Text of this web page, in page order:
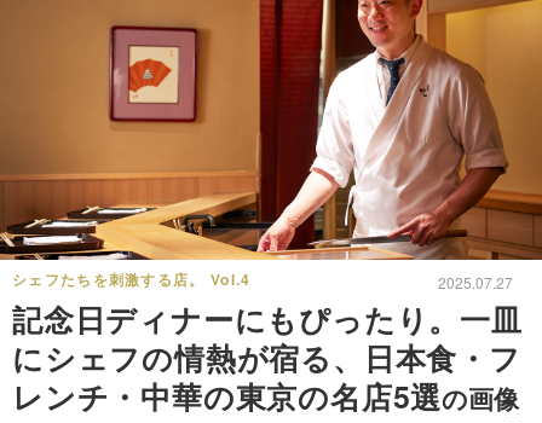
シェフたちを刺激する店。 Vol.4 2025.07.27
記念日ディナーにもぴったり。一皿
にシェフの情熱が宿る、日本食・フ
レンチ・中華の東京の名店5選の画像